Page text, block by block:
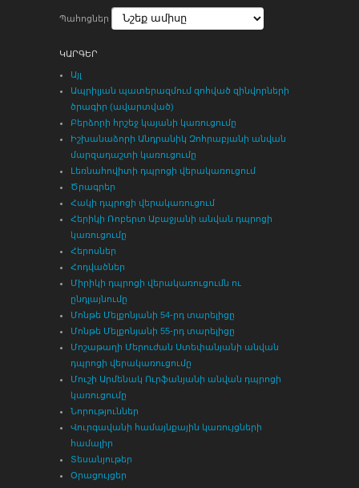
Պահոցներ
ԿԱՐԳԵՐ
Այլ
Ապրիլյան պատերազմում զոհված զինվորների
ծրագիր (ավարտված)
Բերձորի հրշեջ կայանի կառուցումը
Իշխանաձորի Անդրանիկ Զոհրաբյանի անվան
մարզադաշտի կառուցումը
Լեռնահովիտի դպրոցի վերակառուցում
Ծրագրեր
Հակի դպրոցի վերակառուցում
Հերիկի Ռոբերտ Աբաջյանի անվան դպրոցի
կառուցումը
Հերոսներ
Հոդվածներ
Միրիկի դպրոցի վերակառուցումն ու
ընդլայնումը
Մոնթե Մելքոնյանի 54-րդ տարելիցը
Մոնթե Մելքոնյանի 55-րդ տարելիցը
Մոշաթաղի Մերուժան Ստեփանյանի անվան
դպրոցի վերակառուցումը
Մուշի Արմենակ Ուրֆանյանի անվան դպրոցի
կառուցումը
Նորություններ
Վուրգավանի համայնքային կառույցների
համալիր
Տեսանյութեր
Օրացույցեր